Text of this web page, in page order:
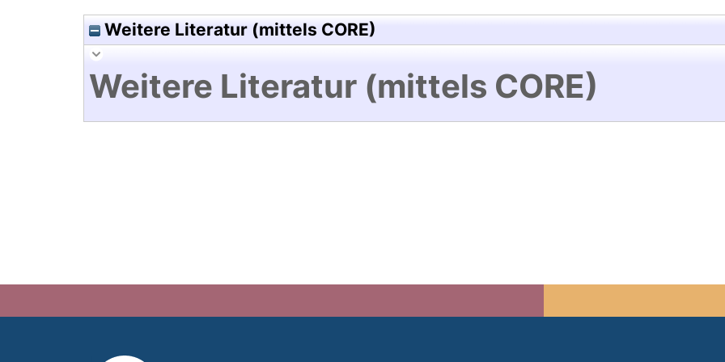
Weitere Literatur (mittels CORE)
Weitere Literatur (mittels CORE)